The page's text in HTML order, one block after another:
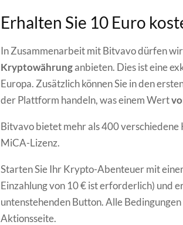
Erhalten Sie 10 Euro
In Zusammenarbeit mit Bitvavo dürfen
Kryptowährunganbieten. Dies ist eine
Europa. Zusätzlich können Sie in den
der Plattform handeln, was einem Wert
Bitvavo bietet mehr als 400
MiCA-Lizenz.
Starten Sie Ihr Krypto-Abenteuer mit
Einzahlung von 10 € ist erforderlich) und
untenstehenden Button. Alle
Aktionsseite.